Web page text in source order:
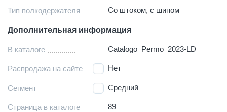
Тип полкодержателя Со штоком, с шипом
Дополнительная информация
В каталоге Catalogo_Permo_2023-LD
Распродажа на сайте Нет
Сегмент Средний
Страница в каталоге 89